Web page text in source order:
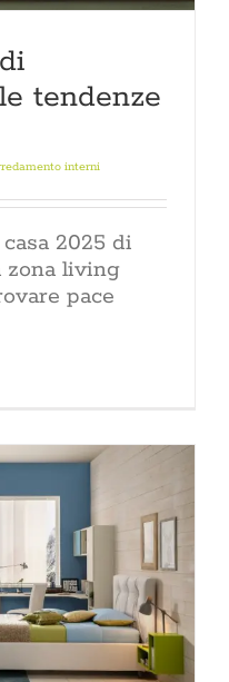
tendenze
interni
2025 di
zona living
pace